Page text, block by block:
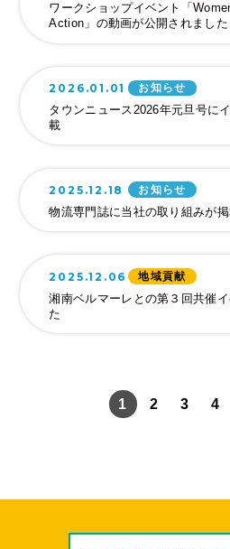
社
ワークショップイベント「
Action」の動画が公開されました
2026.01.01 お知らせ
タウンニュース2026年元旦号に
載
2025.12.18 お知らせ
物流専門誌に当社の取り組みが
2025.12.06 地域貢献
湘南ベルマーレとの第３回共催
た
1 2 3 4